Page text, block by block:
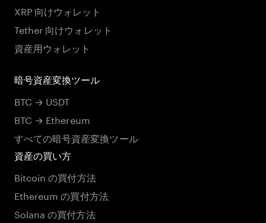
XRP 向けウォレット
Tether 向けウォレット
資産用ウォレット
暗号資産変換ツール
BTC → USDT
BTC → Ethereum
すべての暗号資産変換ツール
資産の買い方
Bitcoin の買付方法
Ethereum の買付方法
Solana の買付方法